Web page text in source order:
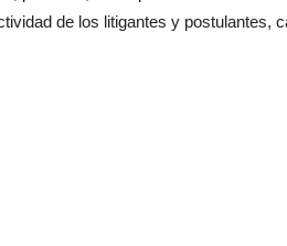
de los litigantes y postulantes,